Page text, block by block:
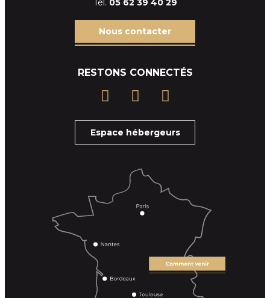
Nous contacter
RESTONS CONNECTÉS
Espace hébergeurs